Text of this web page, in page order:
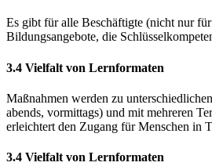
Es gibt für alle Beschäftigte (nicht nur
Bildungsangebote, die
3.4 Vielfalt von Lernformaten
Maßnahmen werden zu
abends, vormittags) und mit mehreren
erleichtert den Zugang für Menschen in
3.4 Vielfalt von Lernformaten